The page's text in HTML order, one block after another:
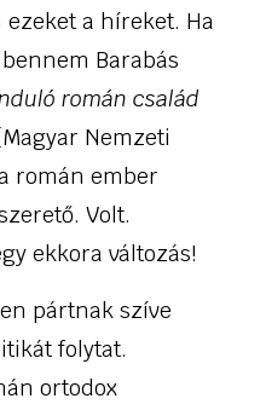
ezeket a híreket. Ha
Barabás
román család
Nemzeti
román ember
Volt.
ekkora változás!
pártnak szíve
folytat.
ortodox